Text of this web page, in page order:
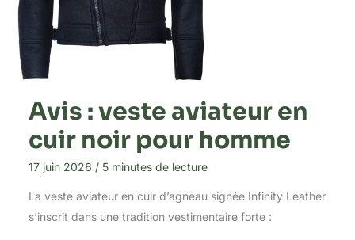
Avis : veste aviateur en
cuir noir pour homme
17 juin 2026 / 5 minutes de lecture
La veste aviateur en cuir d’agneau signée Infinity Leather
s’inscrit dans une tradition vestimentaire forte :